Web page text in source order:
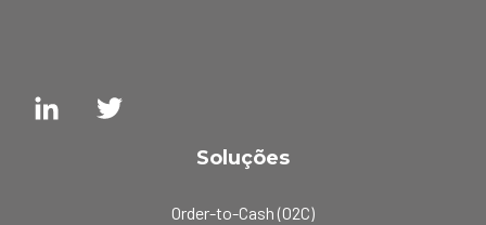
Soluções
Order-to-Cash (O2C)